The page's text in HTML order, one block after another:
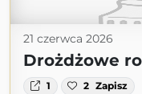
21 czerwca 2026
Drożdżowe
1 2 Zapisz